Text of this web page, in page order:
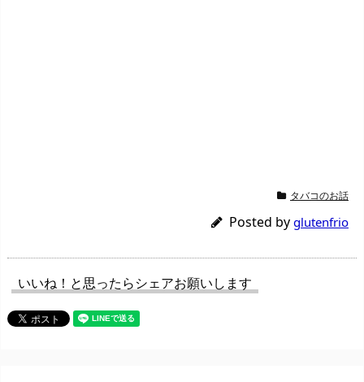
タバコのお話
Posted by glutenfrio
いいね！と思ったらシェアお願いします